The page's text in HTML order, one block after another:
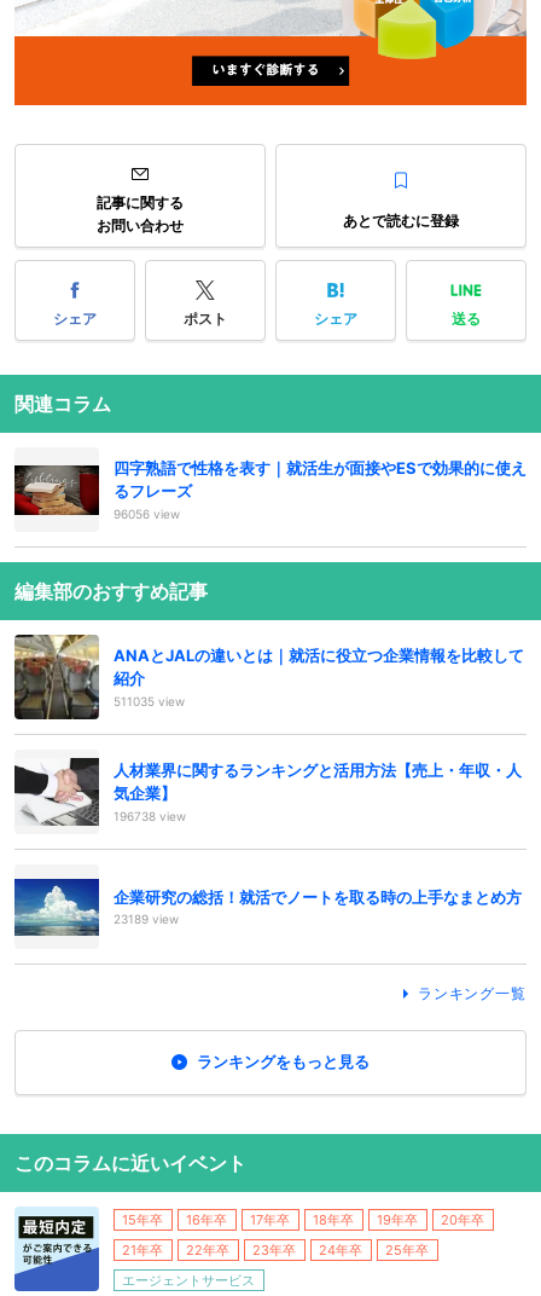
記事に関する
お問い合わせ
あとで読むに登録
シェア ポスト シェア 送る
関連コラム
四字熟語で性格を表す｜就活生が面接やESで効果的に使え
るフレーズ
96056 view
編集部のおすすめ記事
ANAとJALの違いとは｜就活に役立つ企業情報を比較して
紹介
511035 view
人材業界に関するランキングと活用方法【売上・年収・人
気企業】
196738 view
企業研究の総括！就活でノートを取る時の上手なまとめ方
23189 view
ランキング一覧
ランキングをもっと見る
このコラムに近いイベント
15年卒 16年卒 17年卒 18年卒 19年卒
20年卒
21年卒
22年卒 23年卒 24年卒
25年卒
エージェントサービス